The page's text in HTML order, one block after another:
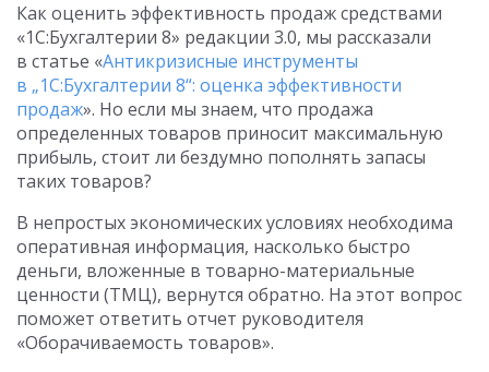
Как оценить эффективность продаж средствами
«1С:Бухгалтерии 8» редакции 3.0, мы рассказали
в статье «Антикризисные инструменты
в „1С:Бухгалтерии 8“: оценка эффективности
продаж». Но если мы знаем, что продажа
определенных товаров приносит максимальную
прибыль, стоит ли бездумно пополнять запасы
таких товаров?
В непростых экономических условиях необходима
оперативная информация, насколько быстро
деньги, вложенные в товарно-материальные
ценности (ТМЦ), вернутся обратно. На этот вопрос
поможет ответить отчет руководителя
«Оборачиваемость товаров».